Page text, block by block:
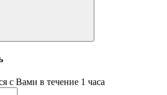
с Вами в течение 1 часа